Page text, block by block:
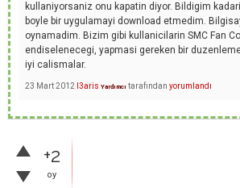
kullaniyorsaniz onu kapatin diyor. Bildigim
boyle bir uygulamayi download etmedim.
oynamadim. Bizim gibi kullanicilarin SMC Fan
endiselenecegi, yapmasi gereken bir
iyi calismalar.
23 Mart 2012 I3aris Yardımcı tarafından yorumlandı
+2
oy